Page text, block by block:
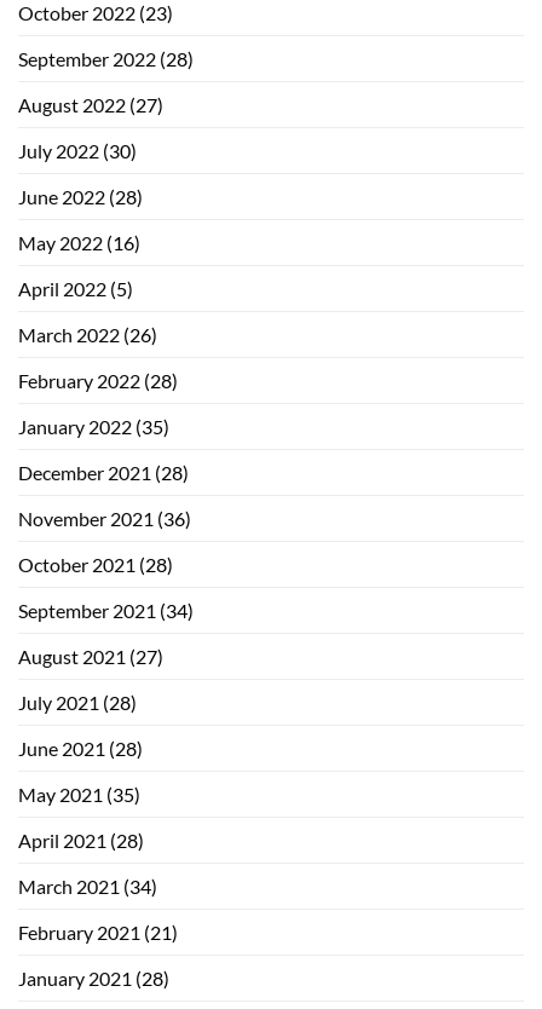
October 2022 (23)
September 2022 (28)
August 2022 (27)
July 2022 (30)
June 2022 (28)
May 2022 (16)
April 2022 (5)
March 2022 (26)
February 2022 (28)
January 2022 (35)
December 2021 (28)
November 2021 (36)
October 2021 (28)
September 2021 (34)
August 2021 (27)
July 2021 (28)
June 2021 (28)
May 2021 (35)
April 2021 (28)
March 2021 (34)
February 2021 (21)
January 2021 (28)